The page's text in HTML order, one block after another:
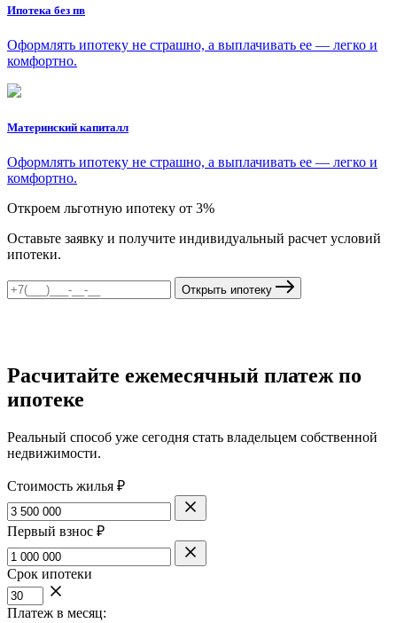
Ипотека без пв
Оформлять ипотеку не страшно, а выплачивать ее — легко и
комфортно.
Материнский капиталл
Оформлять ипотеку не страшно, а выплачивать ее — легко и
комфортно.
Откроем льготную ипотеку от 3%
Оставьте заявку и получите индивидуальный расчет условий
ипотеки.
Открыть ипотеку
Расчитайте ежемесячный платеж по
ипотеке
Реальный способ уже сегодня стать владельцем собственной
недвижимости.
Стоимость жилья ₽
Первый взнос ₽
Срок ипотеки
Платеж в месяц: